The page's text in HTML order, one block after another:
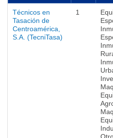
Técnicos en
Tasación de
Centroamérica,
S.A. (TecniTasa)
1